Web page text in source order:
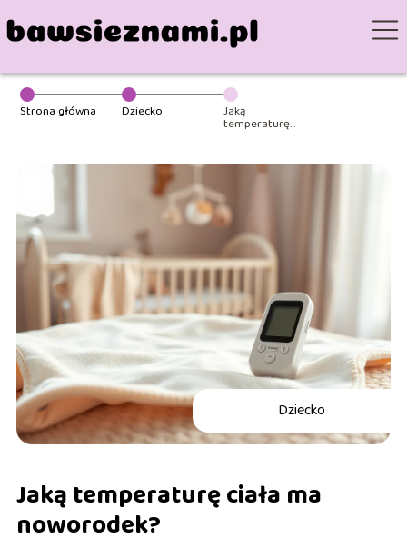
Strona główna Dziecko Jaką
temperaturę
Dziecko
Jaką temperaturę ciała ma
noworodek?